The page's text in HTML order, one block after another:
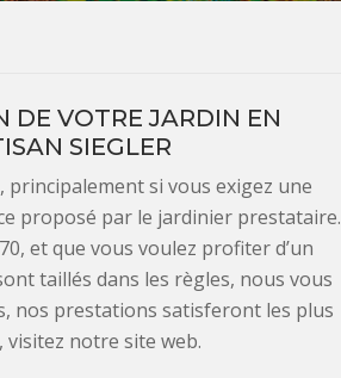
DE VOTRE JARDIN EN
SIEGLER
si vous exigez une
proposé par le jardinier prestataire.
et que vous voulez profiter d’un
taillés dans les règles, nous vous
nos prestations satisferont les plus
notre site web.